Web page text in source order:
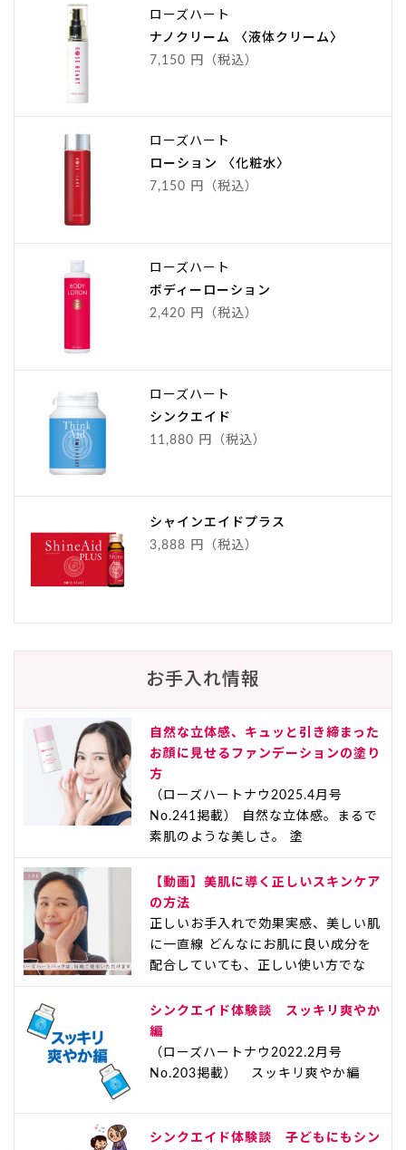
ローズハート
ナノクリーム 〈液体クリーム〉
7,150 円（税込）
ローズハート
ローション 〈化粧水〉
7,150 円（税込）
ローズハート
ボディーローション
2,420 円（税込）
ローズハート
シンクエイド
11,880 円（税込）
シャインエイドプラス
3,888 円（税込）
お手入れ情報
自然な立体感、キュッと引き締まった
お顔に見せるファンデーションの塗り
方
（ローズハートナウ2025.4月号
No.241掲載） 自然な立体感。まるで
素肌のような美しさ。 塗
【動画】美肌に導く正しいスキンケア
の方法
正しいお手入れで効果実感、美しい肌
に一直線 どんなにお肌に良い成分を
配合していても、正しい使い方でな
シンクエイド体験談 スッキリ爽やか
編
（ローズハートナウ2022.2月号
No.203掲載） スッキリ爽やか編
シンクエイド体験談 子どもにもシン